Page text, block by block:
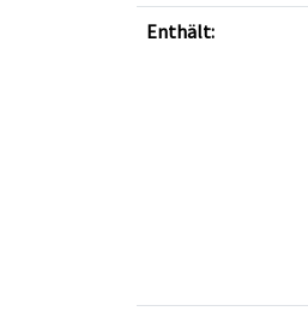
Enthält: